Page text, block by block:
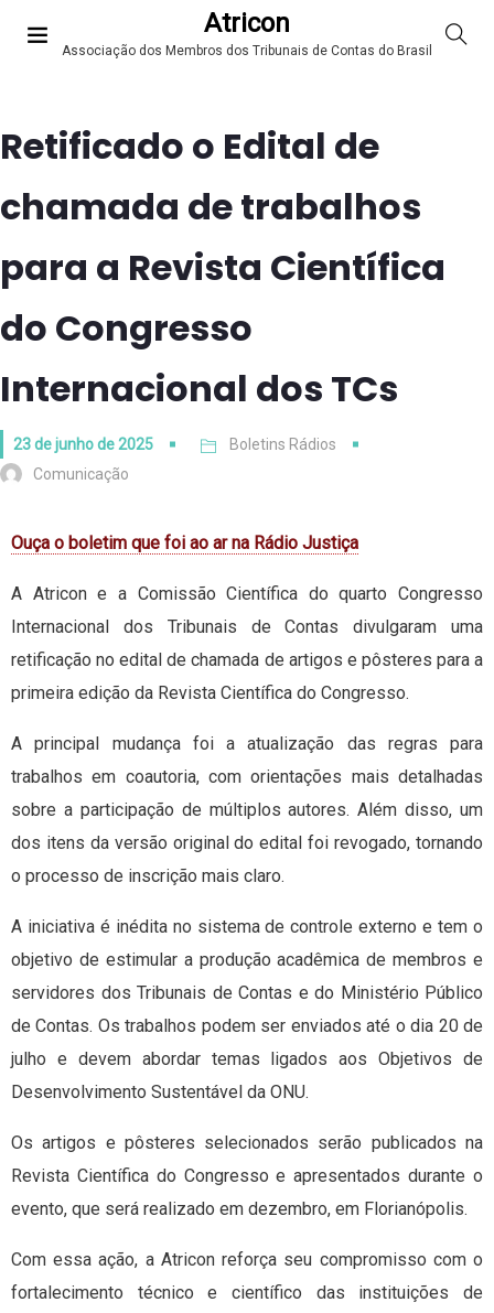
Atricon
Associação dos Membros dos Tribunais de Contas do Brasil
Retificado o Edital de
chamada de trabalhos
para a Revista Científica
do Congresso
Internacional dos TCs
23 de junho de 2025
Boletins Rádios
Comunicação
Ouça o boletim que foi ao ar na Rádio Justiça
A Atricon e a Comissão Científica do quarto Congresso
Internacional dos Tribunais de Contas divulgaram uma
retificação no edital de chamada de artigos e pôsteres para a
primeira edição da Revista Científica do Congresso.
A principal mudança foi a atualização das regras para
trabalhos em coautoria, com orientações mais detalhadas
sobre a participação de múltiplos autores. Além disso, um
dos itens da versão original do edital foi revogado, tornando
o processo de inscrição mais claro.
A iniciativa é inédita no sistema de controle externo e tem o
objetivo de estimular a produção acadêmica de membros e
servidores dos Tribunais de Contas e do Ministério Público
de Contas. Os trabalhos podem ser enviados até o dia 20 de
julho e devem abordar temas ligados aos Objetivos de
Desenvolvimento Sustentável da ONU.
Os artigos e pôsteres selecionados serão publicados na
Revista Científica do Congresso e apresentados durante o
evento, que será realizado em dezembro, em Florianópolis.
Com essa ação, a Atricon reforça seu compromisso com o
fortalecimento técnico e científico das instituições de